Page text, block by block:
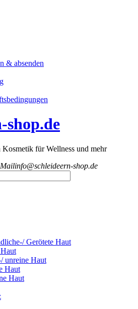
& absenden
für Wellness und mehr
info@schleideern-shop.de
Gerötete Haut
unreine Haut
Haut
Haut